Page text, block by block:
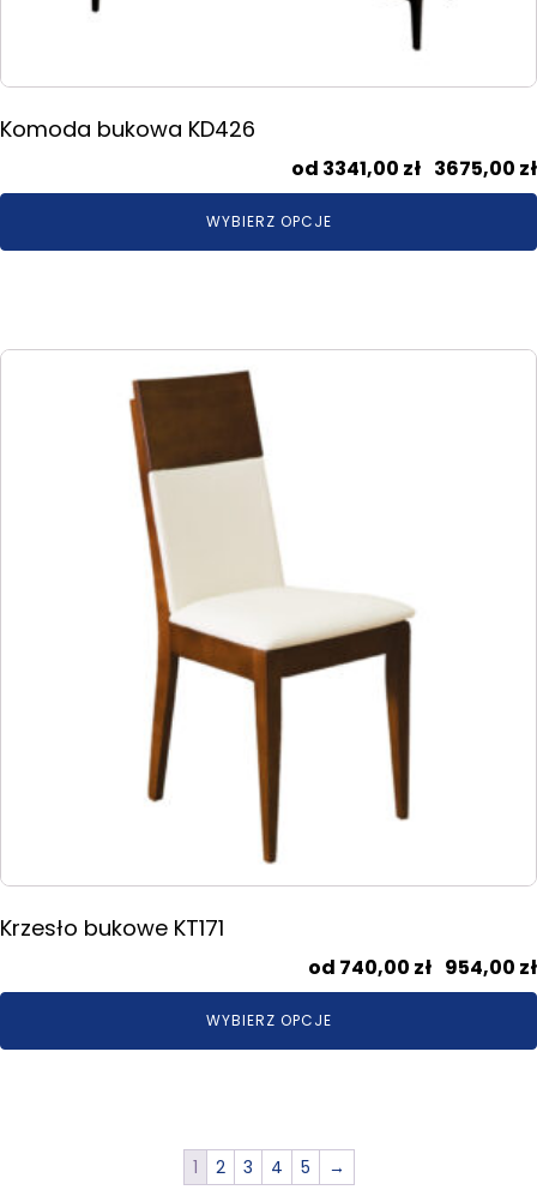
Komoda bukowa KD426
3341,00 zł 3675,00 zł
WYBIERZ OPCJE
Krzesło bukowe KT171
740,00 zł 954,00 zł
WYBIERZ OPCJE
Ten
1 2 3 4 5 →